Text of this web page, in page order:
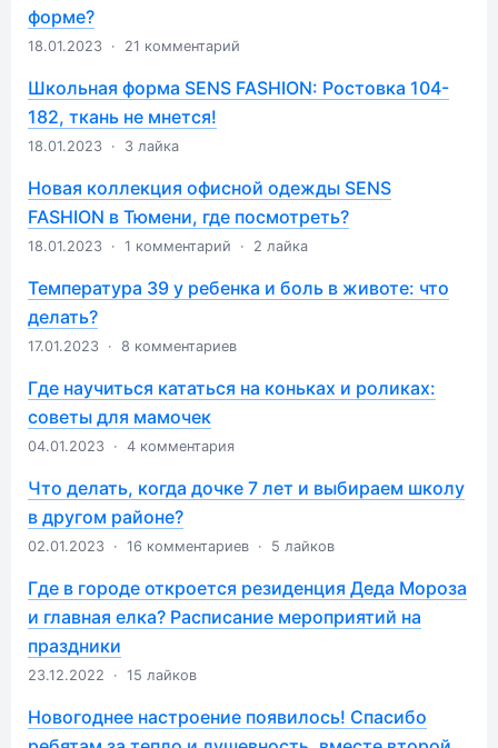
форме?
18.01.2023 · 21 комментарий
Школьная форма SENS FASHION: Ростовка 104-
182, ткань не мнется!
18.01.2023 · 3 лайка
Новая коллекция офисной одежды SENS
FASHION в Тюмени, где посмотреть?
18.01.2023 · 1 комментарий · 2 лайка
Температура 39 у ребенка и боль в животе: что
делать?
17.01.2023 · 8 комментариев
Где научиться кататься на коньках и роликах:
советы для мамочек
04.01.2023 · 4 комментария
Что делать, когда дочке 7 лет и выбираем школу
в другом районе?
02.01.2023 · 16 комментариев · 5 лайков
Где в городе откроется резиденция Деда Мороза
и главная елка? Расписание мероприятий на
праздники
23.12.2022 · 15 лайков
Новогоднее настроение появилось! Спасибо